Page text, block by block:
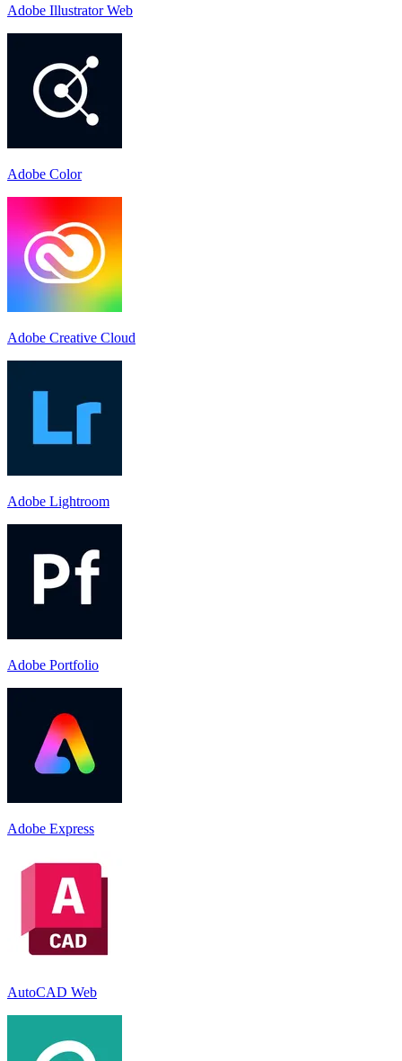
Adobe Illustrator Web
Adobe Color
Adobe Creative Cloud
Adobe Lightroom
Adobe Portfolio
Adobe Express
AutoCAD Web